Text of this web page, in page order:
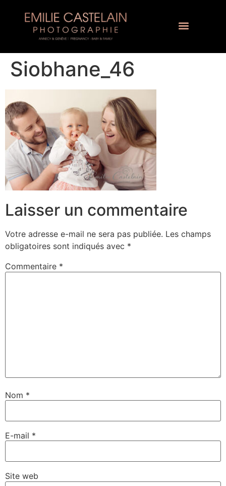
Siobhane_46
Laisser un commentaire
Votre adresse e-mail ne sera pas publiée. Les champs
obligatoires sont indiqués avec *
Commentaire *
Nom *
E-mail *
Site web